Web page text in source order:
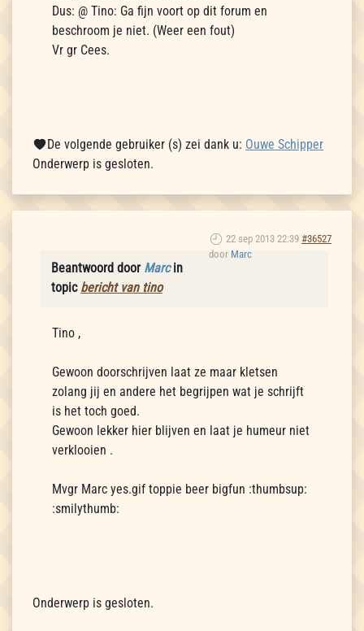
Dus: @ Tino: Ga fijn voort op dit forum en
beschroom je niet. (Weer een fout)
Vr gr Cees.
De volgende gebruiker (s) zei dank u: Ouwe Schipper
Onderwerp is gesloten.
22 sep 2013 22:39 #36527
door Marc
Beantwoord door Marcin
topic bericht van tino
Tino ,
Gewoon doorschrijven laat ze maar kletsen
zolang jij en andere het begrijpen wat je schrijft
is het toch goed.
Gewoon lekker hier blijven en laat je humeur niet
verklooien .
Mvgr Marc yes.gif toppie beer bigfun :thumbsup:
:smilythumb:
Onderwerp is gesloten.